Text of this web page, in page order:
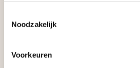
Noodzakelijk
Voorkeuren
maanden dicht is voor al het